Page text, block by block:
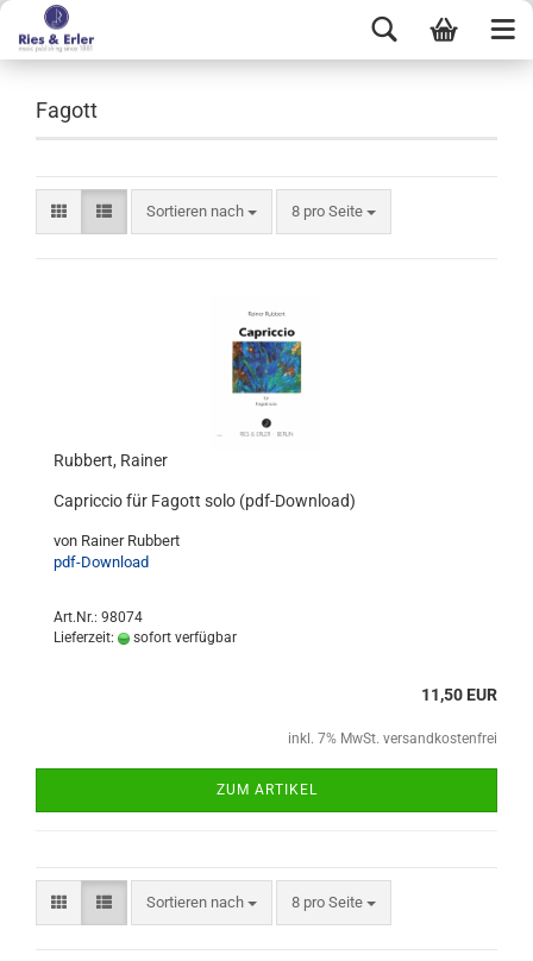
Fagott
Sortieren nach 8 pro Seite
Rubbert, Rainer
Capriccio für Fagott solo (pdf-Download)
von Rainer Rubbert
pdf-Download
Art.Nr.: 98074
Lieferzeit:
sofort verfügbar
11,50 EUR
inkl. 7% MwSt. versandkostenfrei
ZUM ARTIKEL
Sortieren nach 8 pro Seite